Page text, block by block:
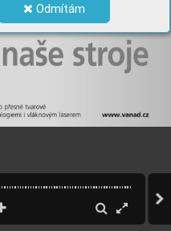
Odmítám